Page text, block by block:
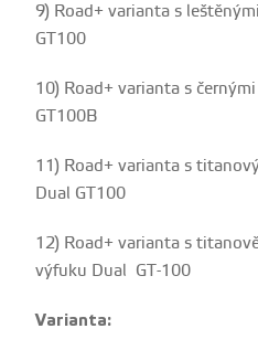
9) Road+ varianta s
GT100
10) Road+ varianta s
GT100B
11) Road+ varianta s
Dual GT100
12) Road+ varianta s
výfuku Dual GT-100
Varianta: